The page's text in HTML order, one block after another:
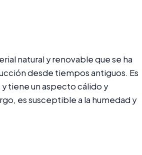
natural y renovable que se ha
desde tiempos antiguos. Es
tiene un aspecto cálido y
es susceptible a la humedad y